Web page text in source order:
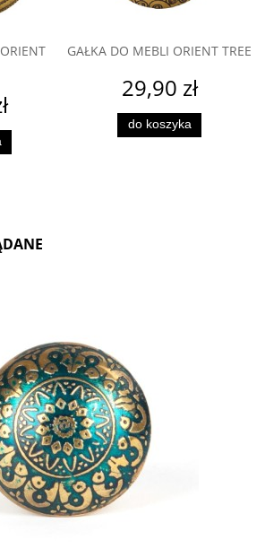
GAŁKA DO MEBLI ORIENT TREE
29,90 zł
do koszyka